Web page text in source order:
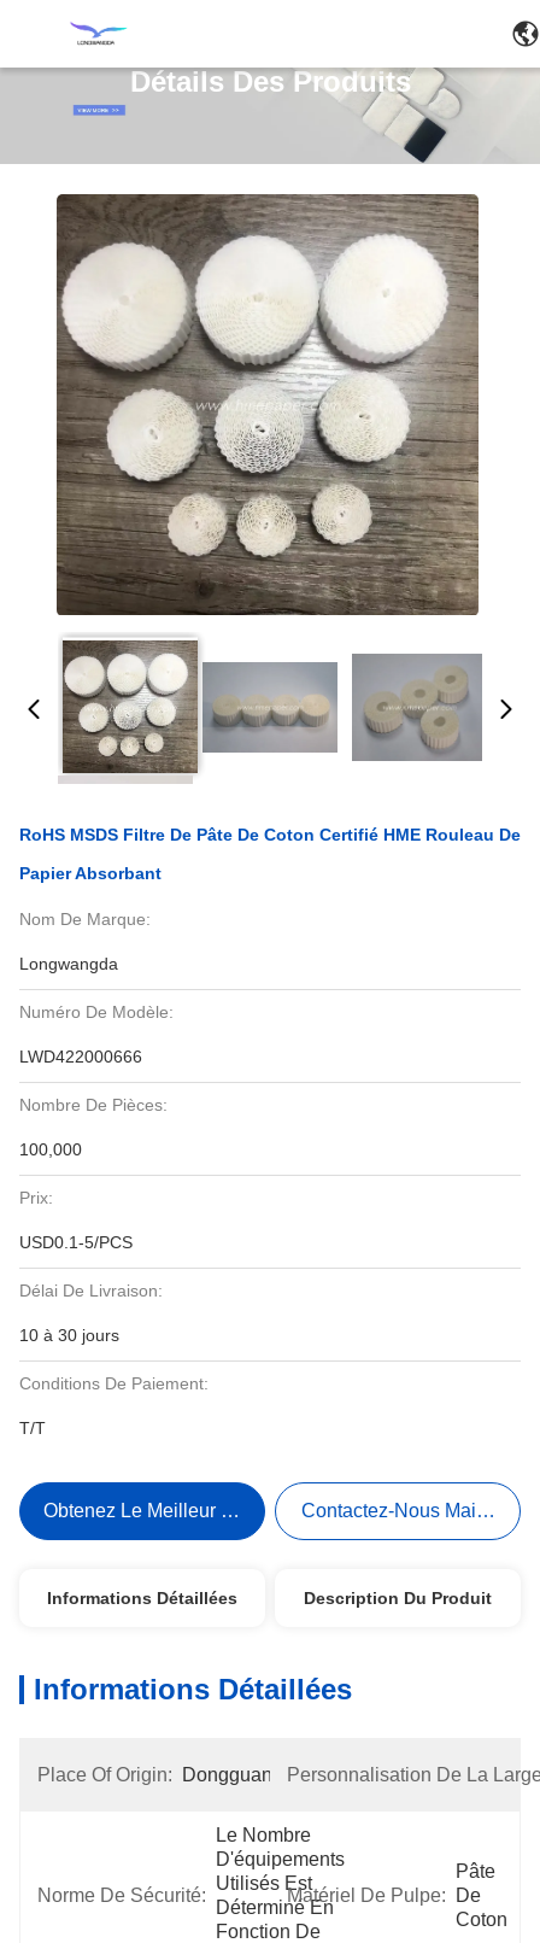
Détails Des Produits
RoHS MSDS Filtre De Pâte De Coton Certifié HME Rouleau De
Papier Absorbant
Nom De Marque:
Longwangda
Numéro De Modèle:
LWD422000666
Nombre De Pièces:
100,000
Prix:
USD0.1-5/PCS
Délai De Livraison:
10 à 30 jours
Conditions De Paiement:
T/T
Obtenez Le Meilleur Prix Contactez-Nous Maintenant
Informations Détaillées Description Du Produit
Informations Détaillées
Place Of Origin: Dongguan Personnalisation De La
Norme De Sécurité:
Le Nombre
D'équipements
Utilisés Est
Déterminé En
Fonction De
Matériel De Pulpe:
Pâte
De
Coton